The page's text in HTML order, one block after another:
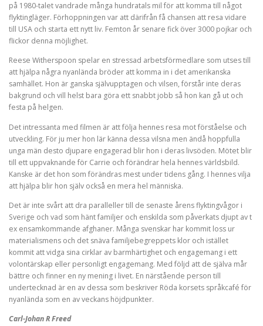
på 1980-talet vandrade många hundratals mil för att komma till något
flyktingläger. Förhoppningen var att därifrån få chansen att resa vidare
till USA och starta ett nytt liv. Femton år senare fick över 3000 pojkar och
flickor denna möjlighet.
Reese Witherspoon spelar en stressad arbetsförmedlare som utses till
att hjälpa några nyanlända bröder att komma in i det amerikanska
samhället. Hon är ganska självupptagen och vilsen, förstår inte deras
bakgrund och vill helst bara göra ett snabbt jobb så hon kan gå ut och
festa på helgen.
Det intressanta med filmen är att följa hennes resa mot förståelse och
utveckling. För ju mer hon lär känna dessa vilsna men ändå hoppfulla
unga män desto djupare engagerad blir hon i deras livsöden. Mötet blir
till ett uppvaknande för Carrie och förändrar hela hennes världsbild.
Kanske är det hon som förändras mest under tidens gång. I hennes vilja
att hjälpa blir hon själv också en mera hel människa.
Det är inte svårt att dra paralleller till de senaste årens flyktingvågor i
Sverige och vad som hänt familjer och enskilda som påverkats djupt av t
ex ensamkommande afghaner. Många svenskar har kommit loss ur
materialismens och det snäva familjebegreppets klor och istället
kommit att vidga sina cirklar av barmhärtighet och engagemang i ett
volontärskap eller personligt engagemang. Med följd att de själva mår
bättre och finner en ny mening i livet. En närstående person till
undertecknad är en av dessa som beskriver Röda korsets språkcafé för
nyanlända som en av veckans höjdpunkter.
Carl-Johan R Freed